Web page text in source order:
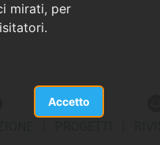
mirati, per
Accetto